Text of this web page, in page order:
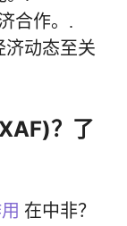
合作。.
济动态至关
？了
在中非？